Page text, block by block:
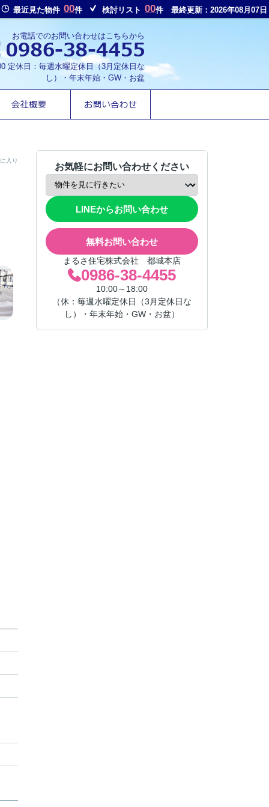
最近見た物件 00件 検討リスト 00件 最終更新：2026年08月07日
お電話でのお問い合わせはこちらから
定休日：毎週水曜定休日（3月定休日な
し）・年末年始・GW・お盆
入り
お気軽にお問い合わせください
LINEからお問い合わせ
無料お問い合わせ
まるさ住宅株式会社 都城本店
0986-38-4455
10:00～18:00
（休：毎週水曜定休日（3月定休日な
し）・年末年始・GW・お盆）